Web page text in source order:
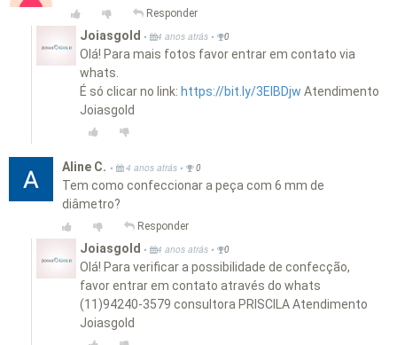
Responder
Joiasgold • 4 anos atrás • 0
Olá! Para mais fotos favor entrar em contato via
whats.
É só clicar no link: https://bit.ly/3EIBDjw Atendimento
Joiasgold
Aline C. • 4 anos atrás • 0
Tem como confeccionar a peça com 6 mm de
diâmetro?
Responder
Joiasgold • 4 anos atrás • 0
Olá! Para verificar a possibilidade de confecção,
favor entrar em contato através do whats
(11)94240-3579 consultora PRISCILA Atendimento
Joiasgold